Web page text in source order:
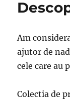
Am
ajutor de
cele care au
Colectia de